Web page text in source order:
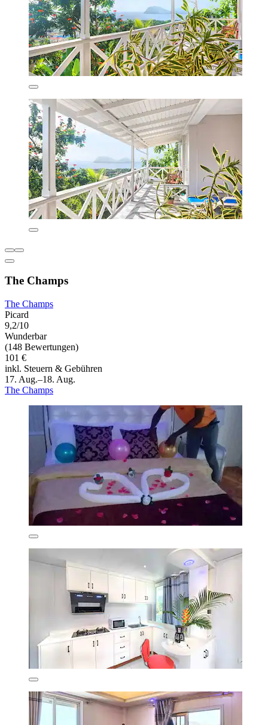
The Champs
The Champs
Picard
9,2/10
Wunderbar
(148 Bewertungen)
101 €
inkl. Steuern & Gebühren
17. Aug.–18. Aug.
The Champs